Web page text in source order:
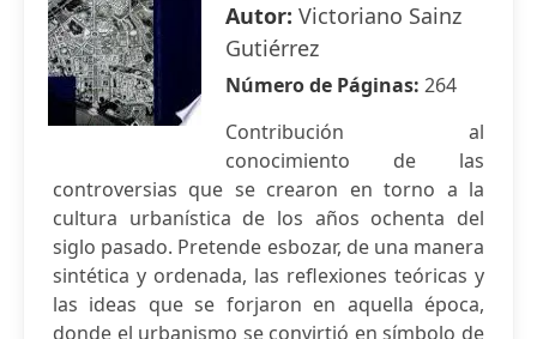
Autor: Victoriano Sainz
Gutiérrez
Número de Páginas: 264
Contribución al
conocimiento de las
controversias que se crearon en torno a la
cultura urbanística de los años ochenta del
siglo pasado. Pretende esbozar, de una manera
sintética y ordenada, las reflexiones teóricas y
las ideas que se forjaron en aquella época,
donde el urbanismo se convirtió en símbolo de